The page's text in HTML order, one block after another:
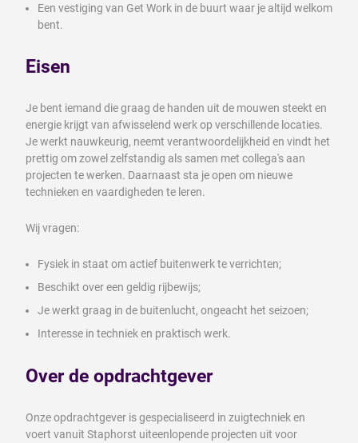
Een vestiging van Get Work in de buurt waar je altijd welkom
bent.
Eisen
Je bent iemand die graag de handen uit de mouwen steekt en
energie krijgt van afwisselend werk op verschillende locaties.
Je werkt nauwkeurig, neemt verantwoordelijkheid en vindt het
prettig om zowel zelfstandig als samen met collega's aan
projecten te werken. Daarnaast sta je open om nieuwe
technieken en vaardigheden te leren.
Wij vragen:
Fysiek in staat om actief buitenwerk te verrichten;
Beschikt over een geldig rijbewijs;
Je werkt graag in de buitenlucht, ongeacht het seizoen;
Interesse in techniek en praktisch werk.
Over de opdrachtgever
Onze opdrachtgever is gespecialiseerd in zuigtechniek en
voert vanuit Staphorst uiteenlopende projecten uit voor